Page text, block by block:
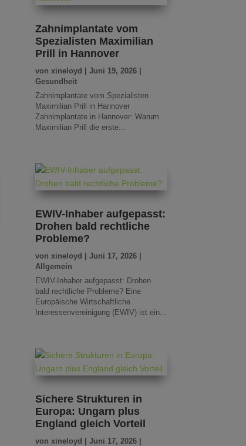
Zahnimplantate vom
Spezialisten Maximilian
Prill in Hannover
vonxineloyd |Juni 19, 2026
Gesundheit
Zahnimplantate vom Spezialisten
Maximilian Prill in Hannover
Zahnimplantate in Hannover: Warum
Maximilian Prill die erste...
EWIV-Inhaber aufgepasst:
Drohen bald rechtliche
Probleme?
vonxineloyd |Juni 17, 2026
Allgemein
EWIV-Inhaber aufgepasst: Drohen
bald rechtliche Probleme? Eine
Europäische Wirtschaftliche
Interessenvereinigung (EWIV) ist ein...
Sichere Strukturen in
Europa: Ungarn plus
England gleich Vorteil
vonxineloyd |Juni 17, 2026